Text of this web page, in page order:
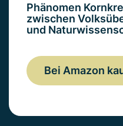
Phänomen
zwischen
und
Bei Amazon